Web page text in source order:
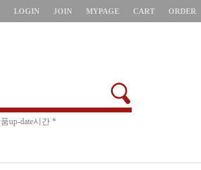
LOGIN JOIN MYPAGE CART ORDER
up-date시간 *